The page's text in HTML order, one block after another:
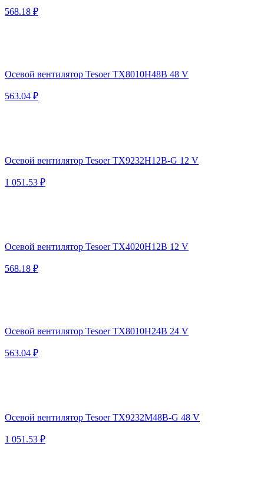
568.18 ₽
Осевой вентилятор Tesoer TX8010H48B 48 V
563.04 ₽
Осевой вентилятор Tesoer TX9232H12B-G 12 V
1 051.53 ₽
Осевой вентилятор Tesoer TX4020H12B 12 V
568.18 ₽
Осевой вентилятор Tesoer TX8010H24B 24 V
563.04 ₽
Осевой вентилятор Tesoer TX9232M48B-G 48 V
1 051.53 ₽